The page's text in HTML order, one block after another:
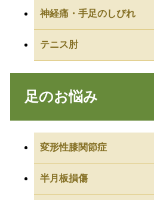
神経痛・手足のしびれ
テニス肘
足のお悩み
変形性膝関節症
半月板損傷